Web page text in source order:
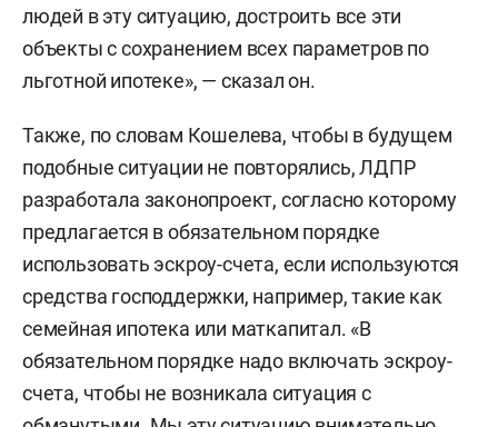
людей в эту ситуацию, достроить все эти
объекты с сохранением всех параметров по
льготной ипотеке», — сказал он.
Также, по словам Кошелева, чтобы в будущем
подобные ситуации не повторялись, ЛДПР
разработала законопроект, согласно которому
предлагается в обязательном порядке
использовать эскроу-счета, если используются
средства господдержки, например, такие как
семейная ипотека или маткапитал. «В
обязательном порядке надо включать эскроу-
счета, чтобы не возникала ситуация с